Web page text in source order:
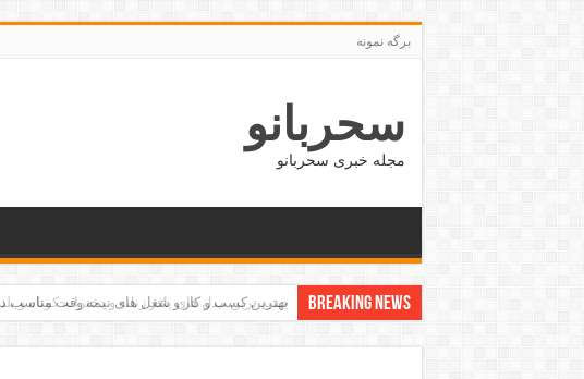
برگه نمونه
سحربانو
مجله خبری سحربانو
Breaking News بهترین کسب و کار و شغل های نیمه وقت مناسب